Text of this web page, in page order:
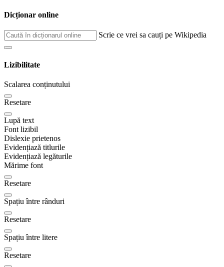
Dicționar online
Scrie ce vrei sa cauți pe Wikipedia
Lizibilitate
Scalarea conținutului
Resetare
Lupă text
Font lizibil
Dislexie prietenos
Evidențiază titlurile
Evidențiază legăturile
Mărime font
Resetare
Spațiu între rânduri
Resetare
Spațiu între litere
Resetare